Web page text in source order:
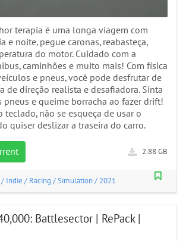
terapia é uma longa viagem com
e noite, pegue caronas, reabasteça,
do motor. Cuidado com a
caminhões e muito mais! Com física
e pneus, você pode desfrutar de
de direção realista e desafiadora. Sinta
pneus e queime borracha ao fazer drift!
teclado, não se esqueça de usar o
quiser deslizar a traseira do carro.
2.88 GB
/ Indie / Racing /Simulation/ 2021
Battlesector | RePack |